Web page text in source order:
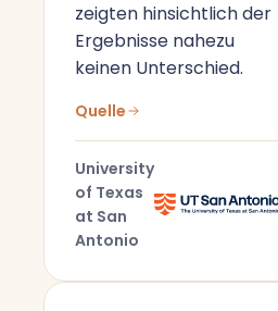
zeigten hinsichtlich der
Ergebnisse nahezu
keinen Unterschied.
Quelle
University
of Texas
at San
Antonio